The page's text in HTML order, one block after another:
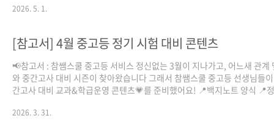
과학과 예산 털기&수업 꾸러미 2탄 📍스승의 날 감사 빙고판 📍스승의 날
유인물 및 핸드폰 제출 확인 자료 📍어린이날 기념 자리 바꾸기 이벤트 자
사 편지 지도 자료 및 편지지 양식 📍1년 목표 챌린지 활동 자료 📍학급 마
고판 📍교생실습 과제 꾸러미 5월도 참.고.서 자료와..
2026. 5. 1.
[참고서] 4월 중고등 정기 시험 대비 콘텐츠
📢참고서 : 참쌤스쿨 중고등 서비스 정신없는 3월이 지나가고, 어느새 관계
와 중간고사 대비 시즌이 찾아왔습니다 그래서 참쌤스쿨 중고등 선생님들
간고사 대비 교과&학급운영 콘텐츠💗를 준비했어요! 📍백지노트 양식 📍
꾸러미 1탄 📍시험 이벤트 행운 복권 📍OMR카드 사용 교육 자료 📍중학교
2026. 3. 31.